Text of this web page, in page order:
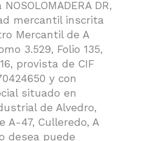
DR,
mercantil inscrita
Mercantil de A
3.529, Folio 135,
provista de CIF
y con
situado en
de Alvedro,
A-47, Culleredo, A
desea puede